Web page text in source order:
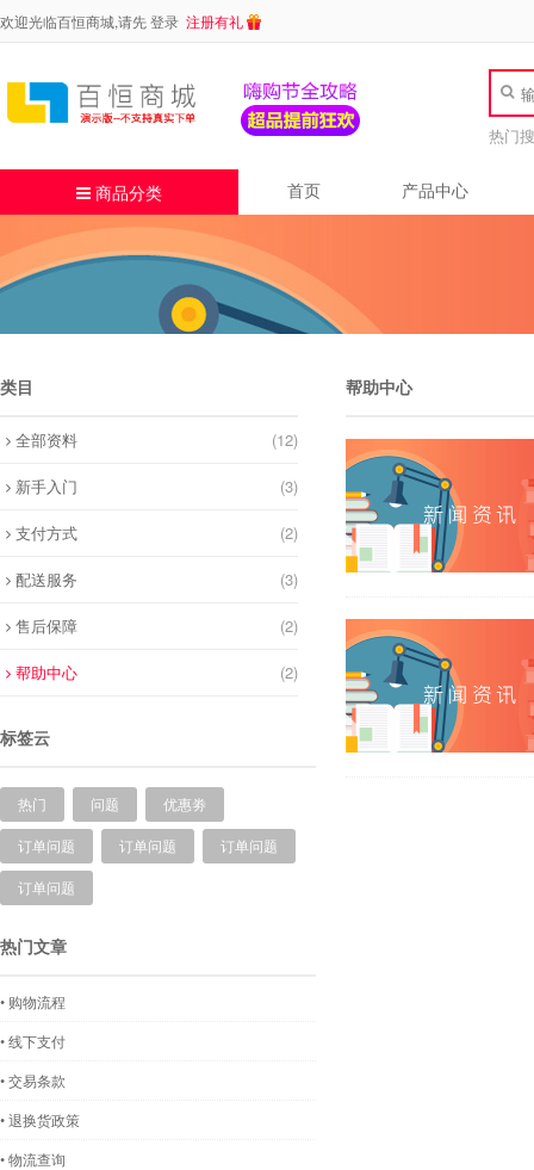
欢迎光临百恒商城,请先登录 注册有礼
热门
商品分类 首页 产品中心
类目
全部资料 (12)
新手入门 (3)
支付方式 (2)
配送服务 (3)
售后保障 (2)
帮助中心 (2)
标签云
热门 问题 优惠劵
订单问题 订单问题 订单问题
订单问题
热门文章
• 购物流程
• 线下支付
• 交易条款
• 退换货政策
• 物流查询
帮助中心